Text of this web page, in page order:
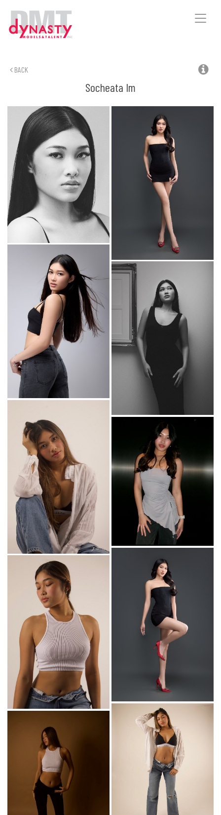
Toggle
BACK
Socheata Im